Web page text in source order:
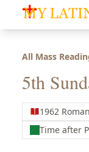
My Latin
All Mass
5th
1962
Time after